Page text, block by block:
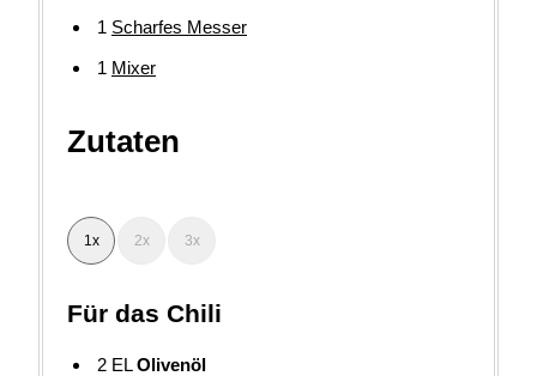
1 Scharfes Messer
1 Mixer
Zutaten
1x 2x 3x
Für das Chili
2 EL Olivenöl